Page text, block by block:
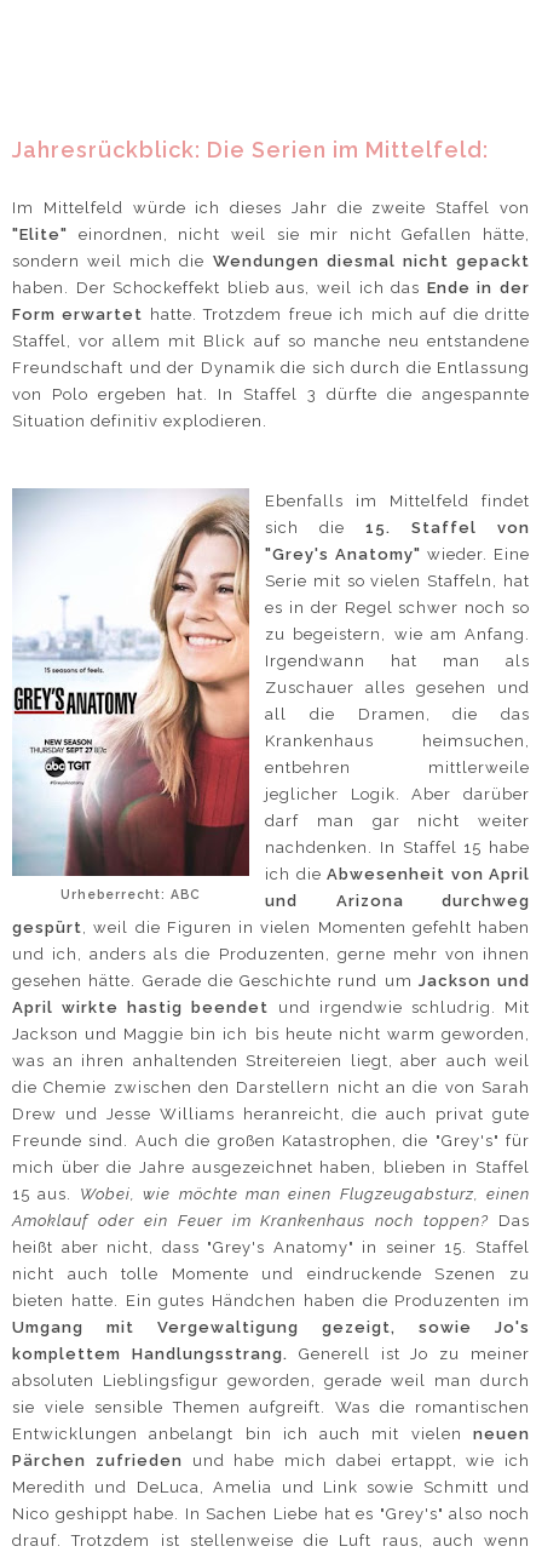
Jahresrückblick: Die Serien im Mittelfeld:
Im Mittelfeld würde ich dieses Jahr die zweite Staffel von
"Elite" einordnen, nicht weil sie mir nicht Gefallen hätte,
sondern weil mich die Wendungen diesmal nicht gepackt
haben. Der Schockeffekt blieb aus, weil ich das Ende in der
Form erwartet hatte. Trotzdem freue ich mich auf die dritte
Staffel, vor allem mit Blick auf so manche neu entstandene
Freundschaft und der Dynamik die sich durch die Entlassung
von Polo ergeben hat. In Staffel 3 dürfte die angespannte
Situation definitiv explodieren.
Urheberrecht: ABC
Ebenfalls im Mittelfeld findet
sich die
15. Staffel von
"Grey's Anatomy" wieder. Eine
Serie mit so vielen Staffeln, hat
es in der Regel schwer noch so
zu begeistern, wie am Anfang.
Irgendwann hat man als
Zuschauer alles gesehen und
all die Dramen, die das
Krankenhaus heimsuchen,
entbehren mittlerweile
jeglicher Logik. Aber darüber
darf man gar nicht weiter
nachdenken. In Staffel 15 habe
ich die Abwesenheit von April
und Arizona durchweg
gespürt, weil die Figuren in vielen Momenten gefehlt haben
und ich, anders als die Produzenten, gerne mehr von ihnen
gesehen hätte. Gerade die Geschichte rund um Jackson und
April wirkte hastig beendet und irgendwie schludrig. Mit
Jackson und Maggie bin ich bis heute nicht warm geworden,
was an ihren anhaltenden Streitereien liegt, aber auch weil
die Chemie zwischen den Darstellern nicht an die von Sarah
Drew und Jesse Williams heranreicht, die auch privat gute
Freunde sind. Auch die großen Katastrophen, die "Grey's" für
mich über die Jahre ausgezeichnet haben, blieben in Staffel
15 aus. Wobei, wie möchte man einen Flugzeugabsturz, einen
Amoklauf oder ein Feuer im Krankenhaus noch toppen? Das
heißt aber nicht, dass "Grey's Anatomy" in seiner 15. Staffel
nicht auch tolle Momente und eindruckende Szenen zu
bieten hatte. Ein gutes Händchen haben die Produzenten im
Umgang mit Vergewaltigung gezeigt, sowie Jo's
komplettem Handlungsstrang. Generell ist Jo zu meiner
absoluten Lieblingsfigur geworden, gerade weil man durch
sie viele sensible Themen aufgreift. Was die romantischen
Entwicklungen anbelangt bin ich auch mit vielen
neuen
Pärchen zufrieden und habe mich dabei ertappt, wie ich
Meredith und DeLuca, Amelia und Link sowie Schmitt und
Nico geshippt habe. In Sachen Liebe hat es "Grey's" also noch
drauf. Trotzdem ist stellenweise die Luft raus, auch wenn